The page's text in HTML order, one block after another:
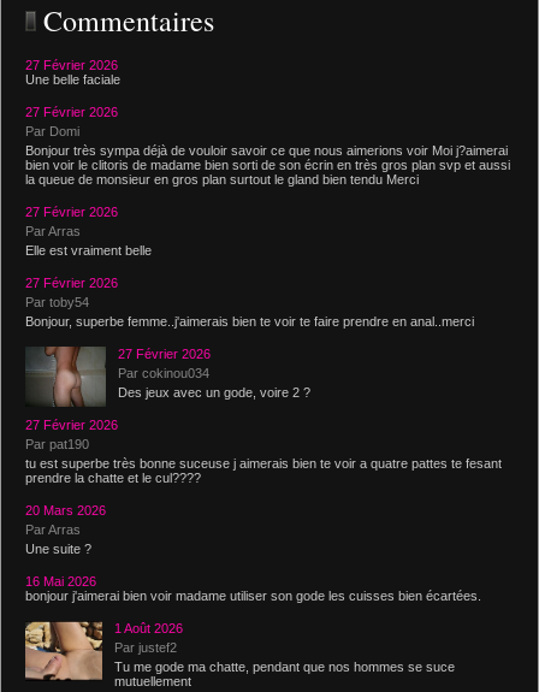
Commentaires
27 Février 2026
Une belle faciale
27 Février 2026
Par Domi
Bonjour très sympa déjà de vouloir savoir ce que nous aimerions voir Moi j?aimerai
bien voir le clitoris de madame bien sorti de son écrin en très gros plan svp et aussi
la queue de monsieur en gros plan surtout le gland bien tendu Merci
27 Février 2026
Par Arras
Elle est vraiment belle
27 Février 2026
Par toby54
Bonjour, superbe femme..j'aimerais bien te voir te faire prendre en anal..merci
27 Février 2026
Par cokinou034
Des jeux avec un gode, voire 2 ?
27 Février 2026
Par pat190
tu est superbe très bonne suceuse j aimerais bien te voir a quatre pattes te fesant
prendre la chatte et le cul????
20 Mars 2026
Par Arras
Une suite ?
16 Mai 2026
bonjour j'aimerai bien voir madame utiliser son gode les cuisses bien écartées.
1 Août 2026
Par justef2
Tu me gode ma chatte, pendant que nos hommes se suce
mutuellement